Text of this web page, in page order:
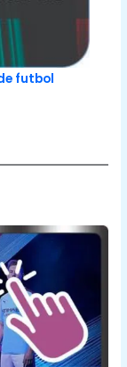
futbol